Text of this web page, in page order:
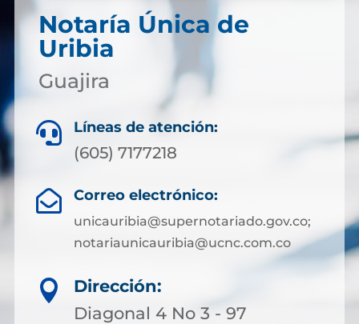
Notaría Única de
Uribia
Guajira
 Líneas de atención:
(605) 7177218
 Correo electrónico:
unicauribia@supernotariado.gov.co;
notariaunicauribia@ucnc.com.co

Dirección:
Diagonal 4 No 3 - 97